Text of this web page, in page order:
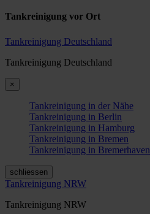
Tankreinigung vor Ort
Tankreinigung Deutschland
Tankreinigung Deutschland
×
Tankreinigung in der Nähe
Tankreinigung in Berlin
Tankreinigung in Hamburg
Tankreinigung in Bremen
Tankreinigung in Bremerhaven
schliessen
Tankreinigung NRW
Tankreinigung NRW